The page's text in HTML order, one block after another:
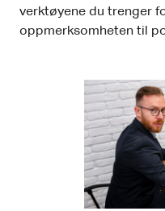
verktøyene du trenger
oppmerksomheten til